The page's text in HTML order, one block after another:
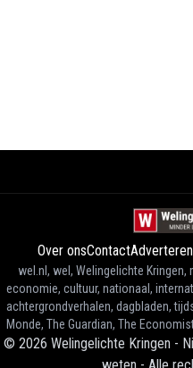
Over onsContactAdverteren
wel.nl, wel, Welingelichte
economie, cultuur, nationaal,
achtergrondverhalen, dagbladen,
Monde, The Guardian, The
© 2026 Welingelichte Kringen -